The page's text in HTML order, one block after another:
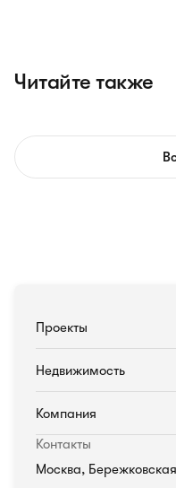
Читайте также
Проекты
Недвижимость
Компания
Контакты
Москва,